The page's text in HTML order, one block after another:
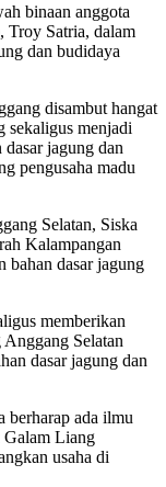
binaan anggota
Troy Satria, dalam
dan budidaya
disambut hangat
sekaligus menjadi
dasar jagung dan
pengusaha madu
Selatan, Siska
Kalampangan
bahan dasar jagung
memberikan
Selatan
dasar jagung dan
berharap ada ilmu
Liang
usaha di